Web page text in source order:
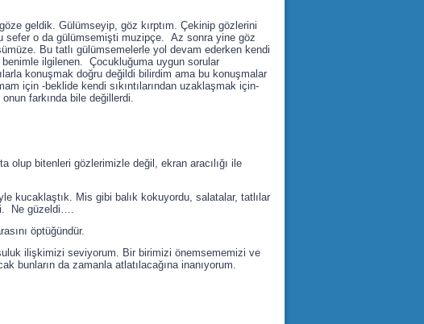
geldik. Gülümseyip, göz kırptım. Çekinip gözlerini
sefer o da gülümsemişti muzipçe. Az sonra yine göz
Bu tatlı gülümsemelerle yol devam ederken kendi
ilgilenen. Çocukluğuma uygun sorular
konuşmak doğru değildi bilirdim ama bu konuşmalar
için -beklide kendi sıkıntılarından uzaklaşmak için-
farkında bile değillerdi.
olup bitenleri gözlerimizle değil, ekran aracılığı ile
kucaklaştık. Mis gibi balık kokuyordu, salatalar, tatlılar
Ne güzeldi….
öptüğündür.
ilişkimizi seviyorum. Bir birimizi önemsememizi ve
bunların da zamanla atlatılacağına inanıyorum.